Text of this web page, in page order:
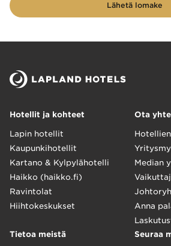
Lähetä lomake
Hotellit ja kohteet
Lapin hotellit
Kaupunkihotellit
Kartano & Kylpylähotelli
Haikko (haikko.fi)
Ravintolat
Hiihtokeskukset
Ota
Median
Anna
Tietoa meistä
Seuraa